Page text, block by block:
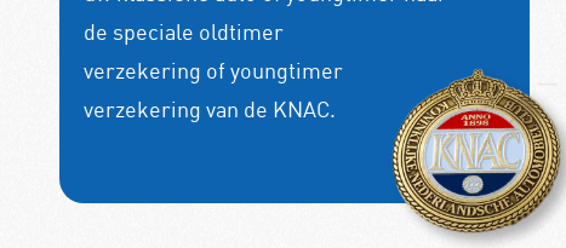
de speciale oldtimer
verzekering of youngtimer
verzekering van de KNAC.